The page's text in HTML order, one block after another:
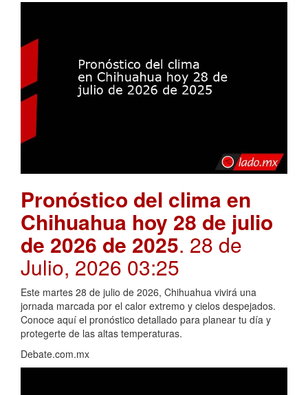
Pronóstico del clima en
Chihuahua hoy 28 de julio
de 2026 de 2025. 28 de
Julio, 2026 03:25
Este martes 28 de julio de 2026, Chihuahua vivirá una
jornada marcada por el calor extremo y cielos despejados.
Conoce aquí el pronóstico detallado para planear tu día y
protegerte de las altas temperaturas.
Debate.com.mx